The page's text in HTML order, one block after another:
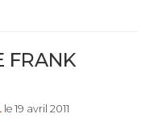
FRANK
le 19 avril 2011